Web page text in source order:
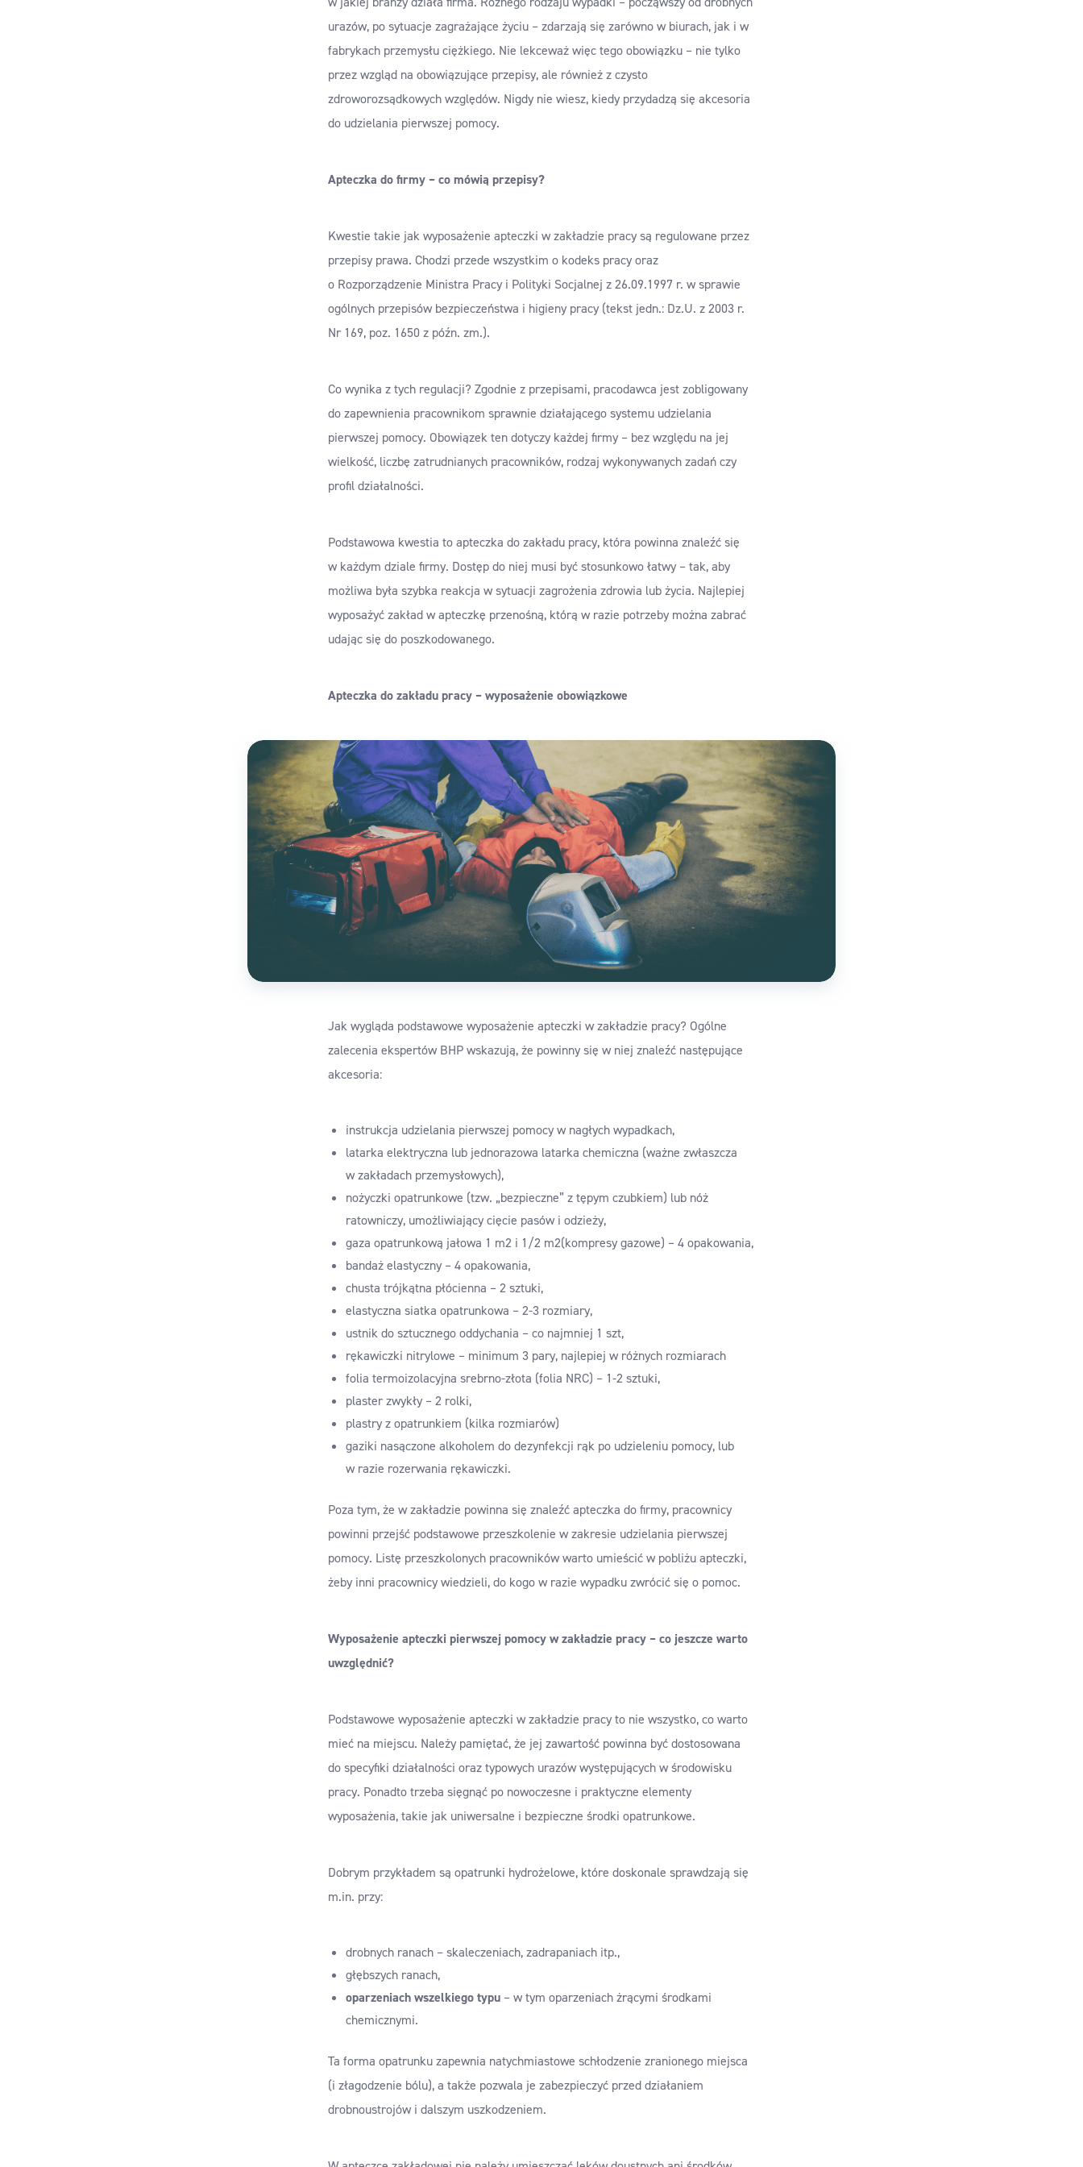
urazów, po sytuacje zagrażające życiu – zdarzają się zarówno w biurach, jak i w
fabrykach przemysłu ciężkiego. Nie lekceważ więc tego obowiązku – nie tylko
przez wzgląd na obowiązujące przepisy, ale również z czysto
zdroworozsądkowych względów. Nigdy nie wiesz, kiedy przydadzą się akcesoria
do udzielania pierwszej pomocy.
Apteczka do firmy –co mówią przepisy?
Kwestie takie jak wyposażenie apteczki w zakładzie pracy są regulowane przez
przepisy prawa. Chodzi przede wszystkim o kodeks pracy oraz
o Rozporządzenie Ministra Pracy i Polityki Socjalnej z 26.09.1997 r. w sprawie
ogólnych przepisów bezpieczeństwa i higieny pracy (tekst jedn.: Dz.U. z 2003 r.
Nr 169, poz. 1650 z późn. zm.).
Co wynika z tych regulacji? Zgodnie z przepisami, pracodawca jest zobligowany
do zapewnienia pracownikom sprawnie działającego systemu udzielania
pierwszej pomocy. Obowiązek ten dotyczy każdej firmy – bez względu na jej
wielkość, liczbę zatrudnianych pracowników, rodzaj wykonywanych zadań czy
profil działalności.
Podstawowa kwestia to apteczka do zakładu pracy, która powinna znaleźć się
w każdym dziale firmy. Dostęp do niej musi być stosunkowo łatwy – tak, aby
możliwa była szybka reakcja w sytuacji zagrożenia zdrowia lub życia. Najlepiej
wyposażyć zakład w apteczkę przenośną, którą w razie potrzeby można zabrać
udając się do poszkodowanego.
Apteczka do zakładu pracy – wyposażenie obowiązkowe
Jak wygląda podstawowe wyposażenie apteczki w zakładzie pracy? Ogólne
zalecenia ekspertów BHP wskazują, że powinny się w niej znaleźć następujące
akcesoria:
instrukcja udzielania pierwszej pomocy w nagłych wypadkach,
latarka elektryczna lub jednorazowa latarka chemiczna (ważne zwłaszcza
w zakładach przemysłowych),
nożyczki opatrunkowe (tzw. „bezpieczne” z tępym czubkiem) lub nóż
ratowniczy, umożliwiający cięcie pasów i odzieży,
gaza opatrunkową jałowa 1 m2 i 1/2 m2(kompresy gazowe) – 4 opakowania,
bandaż elastyczny – 4 opakowania,
chusta trójkątna płócienna – 2 sztuki,
elastyczna siatka opatrunkowa – 2-3 rozmiary,
ustnik do sztucznego oddychania – co najmniej 1 szt,
rękawiczki nitrylowe – minimum 3 pary, najlepiej w różnych rozmiarach
folia termoizolacyjna srebrno-złota (folia NRC) – 1-2 sztuki,
plaster zwykły – 2 rolki,
plastry z opatrunkiem (kilka rozmiarów)
gaziki nasączone alkoholem do dezynfekcji rąk po udzieleniu pomocy, lub
w razie rozerwania rękawiczki.
Poza tym, że w zakładzie powinna się znaleźć apteczka do firmy, pracownicy
powinni przejść podstawowe przeszkolenie w zakresie udzielania pierwszej
pomocy. Listę przeszkolonych pracowników warto umieścić w pobliżu apteczki,
żeby inni pracownicy wiedzieli, do kogo w razie wypadku zwrócić się o pomoc.
Wyposażenie apteczki pierwszej pomocy w zakładzie pracy – co jeszcze warto
uwzględnić?
Podstawowe wyposażenie apteczki w zakładzie pracy to nie wszystko, co warto
mieć na miejscu. Należy pamiętać, że jej zawartość powinna być dostosowana
do specyfiki działalności oraz typowych urazów występujących w środowisku
pracy. Ponadto trzeba sięgnąć po nowoczesne i praktyczne elementy
wyposażenia, takie jak uniwersalne i bezpieczne środki opatrunkowe.
Dobrym przykładem są opatrunki hydrożelowe, które doskonale sprawdzają się
m.in. przy:
drobnych ranach – skaleczeniach, zadrapaniach itp.,
głębszych ranach,
oparzeniach wszelkiego typu – w tym oparzeniach żrącymi środkami
chemicznymi.
Ta forma opatrunku zapewnia natychmiastowe schłodzenie zranionego miejsca
(i złagodzenie bólu), a także pozwala je zabezpieczyć przed działaniem
drobnoustrojów i dalszym uszkodzeniem.